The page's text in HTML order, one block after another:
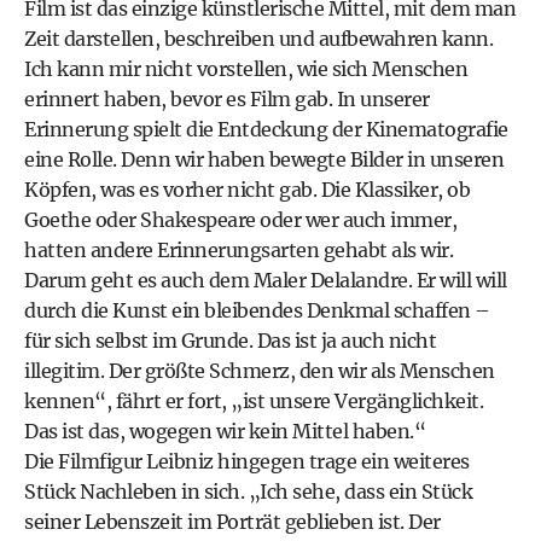
Film ist das einzige künstlerische Mittel, mit dem man
Zeit darstellen, beschreiben und aufbewahren kann.
Ich kann mir nicht vorstellen, wie sich Menschen
erinnert haben, bevor es Film gab. In unserer
Erinnerung spielt die Entdeckung der Kinematografie
eine Rolle. Denn wir haben bewegte Bilder in unseren
Köpfen, was es vorher nicht gab. Die Klassiker, ob
Goethe oder Shakespeare oder wer auch immer,
hatten andere Erinnerungsarten gehabt als wir.
Darum geht es auch dem Maler Delalandre. Er will will
durch die Kunst ein bleibendes Denkmal schaffen –
für sich selbst im Grunde. Das ist ja auch nicht
illegitim. Der größte Schmerz, den wir als Menschen
kennen“, fährt er fort, „ist unsere Vergänglichkeit.
Das ist das, wogegen wir kein Mittel haben.“
Die Filmfigur Leibniz hingegen trage ein weiteres
Stück Nachleben in sich. „Ich sehe, dass ein Stück
seiner Lebenszeit im Porträt geblieben ist. Der